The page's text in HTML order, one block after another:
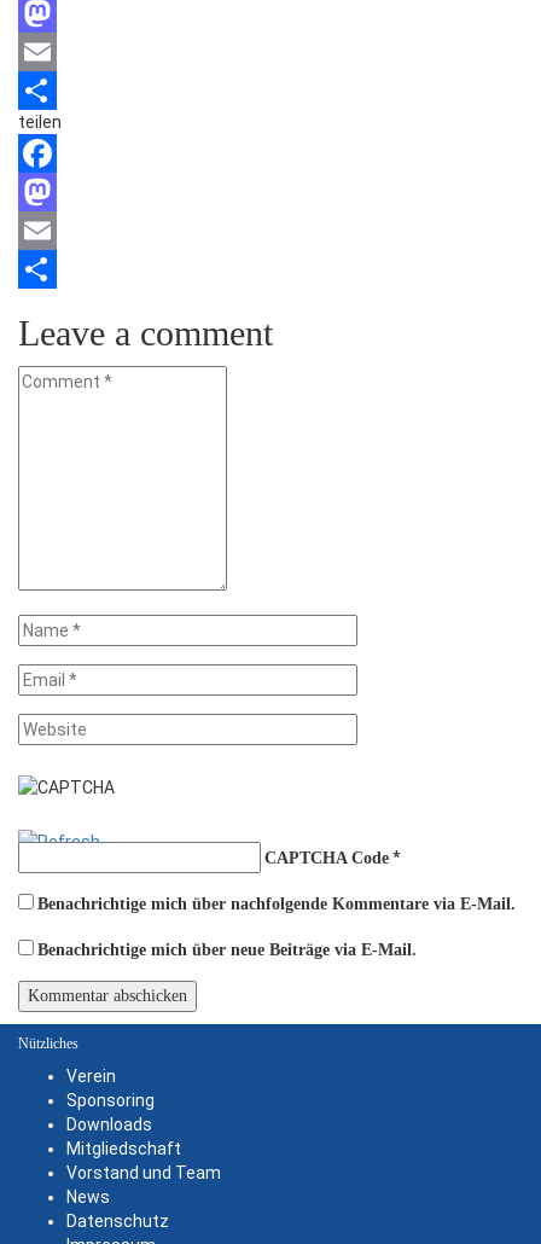
Facebook
Mastodon
Email
Teilen
teilen
Facebook
Mastodon
Email
Leave a comment
CAPTCHA Code *
Benachrichtige mich über nachfolgende Kommentare via E-Mail.
Benachrichtige mich über neue Beiträge via E-Mail.
Nützliches
Verein
Sponsoring
Downloads
Mitgliedschaft
Vorstand und Team
News
Datenschutz